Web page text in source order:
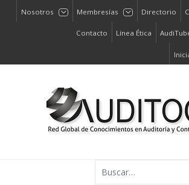
Nosotros Membresías Directorio
Contacto Línea Ética